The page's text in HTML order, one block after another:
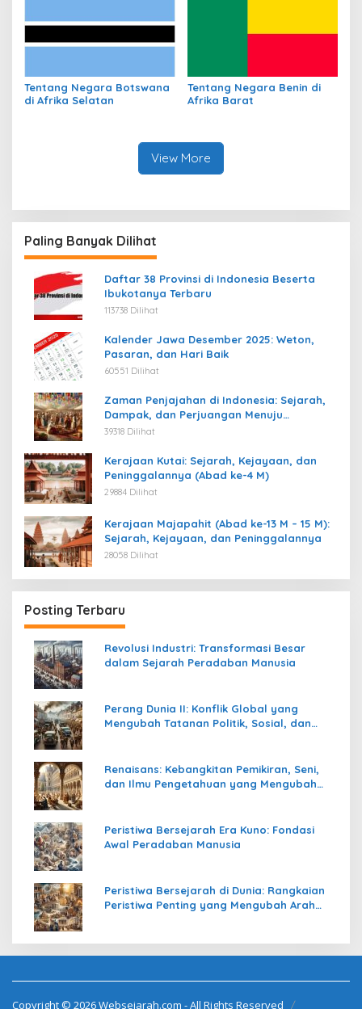
Tentang Negara Botswana
di Afrika Selatan
Tentang Negara Benin di
Afrika Barat
View More
Paling Banyak Dilihat
Daftar 38 Provinsi di Indonesia Beserta
Ibukotanya Terbaru
113738 Dilihat
Kalender Jawa Desember 2025: Weton,
Pasaran, dan Hari Baik
60551 Dilihat
Zaman Penjajahan di Indonesia: Sejarah,
Dampak, dan Perjuangan Menuju
Kemerdekaan
39318 Dilihat
Kerajaan Kutai: Sejarah, Kejayaan, dan
Peninggalannya (Abad ke-4 M)
29884 Dilihat
Kerajaan Majapahit (Abad ke-13 M – 15 M):
Sejarah, Kejayaan, dan Peninggalannya
28058 Dilihat
Posting Terbaru
Revolusi Industri: Transformasi Besar
dalam Sejarah Peradaban Manusia
Perang Dunia II: Konflik Global yang
Mengubah Tatanan Politik, Sosial, dan
Renaisans: Kebangkitan Pemikiran, Seni,
dan Ilmu Pengetahuan yang Mengubah
Peristiwa Bersejarah Era Kuno: Fondasi
Awal Peradaban Manusia
Peristiwa Bersejarah di Dunia: Rangkaian
Peristiwa Penting yang Mengubah Arah
Copyright © 2026 Websejarah.com - All Rights Reserved